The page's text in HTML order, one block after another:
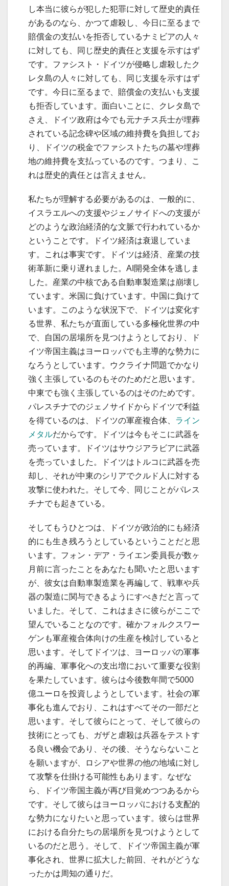
し本当に彼らが犯した犯罪に対して歴史的責任
があるのなら、かつて虐殺し、今日に至るまで
賠償金の支払いを拒否しているナミビアの人々
に対しても、同じ歴史的責任と支援を示すはず
です。ファシスト・ドイツが侵略し虐殺したク
レタ島の人々に対しても、同じ支援を示すはず
です。今日に至るまで、賠償金の支払いも支援
も拒否しています。面白いことに、クレタ島で
さえ、ドイツ政府は今でも元ナチス兵士が埋葬
されている記念碑や区域の維持費を負担してお
り、ドイツの税金でファシストたちの墓や埋葬
地の維持費を支払っているのです。つまり、こ
れは歴史的責任とは言えません。
私たちが理解する必要があるのは、一般的に、
イスラエルへの支援やジェノサイドへの支援が
どのような政治経済的な文脈で行われているか
ということです。ドイツ経済は衰退していま
す。これは事実です。ドイツは経済、産業の技
術革新に乗り遅れました。AI開発全体を逃しま
した。産業の中核である自動車製造業は崩壊し
ています。米国に負けています。中国に負けて
います。このような状況下で、ドイツは変化す
る世界、私たちが直面している多極化世界の中
で、自国の居場所を見つけようとしており、ド
イツ帝国主義はヨーロッパでも主導的な勢力に
なろうとしています。ウクライナ問題でかなり
強く主張しているのもそのためだと思います。
中東でも強く主張しているのはそのためです。
パレスチナでのジェノサイドからドイツで利益
を得ているのは、ドイツの軍産複合体、 ライン
メタルだからです。ドイツは今もそこに武器を
売っています。ドイツはサウジアラビアに武器
を売っていました。ドイツはトルコに武器を売
却し、それが中東のシリアでクルド人に対する
攻撃に使われた。そして今、同じことがパレス
チナでも起きている。
そしてもうひとつは、ドイツが政治的にも経済
的にも生き残ろうとしているということだと思
います。フォン・デア・ライエン委員長が数ヶ
月前に言ったことをあなたも聞いたと思います
が、彼女は自動車製造業を再編して、戦車や兵
器の製造に関与できるようにすべきだと言って
いました。そして、これはまさに彼らがここで
望んでいることなのです。確かフォルクスワー
ゲンも軍産複合体向けの生産を検討していると
思います。そしてドイツは、ヨーロッパの軍事
的再編、軍事化への支出増において重要な役割
を果たしています。彼らは今後数年間で5000
億ユーロを投資しようとしています。社会の軍
事化も進んでおり、これはすべてその一部だと
思います。そして彼らにとって、そして彼らの
技術にとっても、ガザと虐殺は兵器をテストす
る良い機会であり、その後、そうならないこと
を願いますが、ロシアや世界の他の地域に対し
て攻撃を仕掛ける可能性もあります。なぜな
ら、ドイツ帝国主義が再び目覚めつつあるから
です。そして彼らはヨーロッパにおける支配的
な勢力になりたいと思っています。彼らは世界
における自分たちの居場所を見つけようとして
いるのだと思う。そして、ドイツ帝国主義が軍
事化され、世界に拡大した前回、それがどうな
ったかは周知の通りだ。